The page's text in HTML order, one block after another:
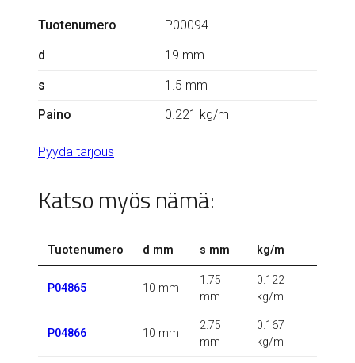
Tuotenumero
P00094
d
19 mm
s
1.5 mm
Paino
0.221 kg/m
Pyydä tarjous
Katso myös nämä:
Tuotenumero d mm s mm kg/m
P04865 10 mm
1.75
mm
0.122
kg/m
P04866 10 mm
2.75
mm
0.167
kg/m